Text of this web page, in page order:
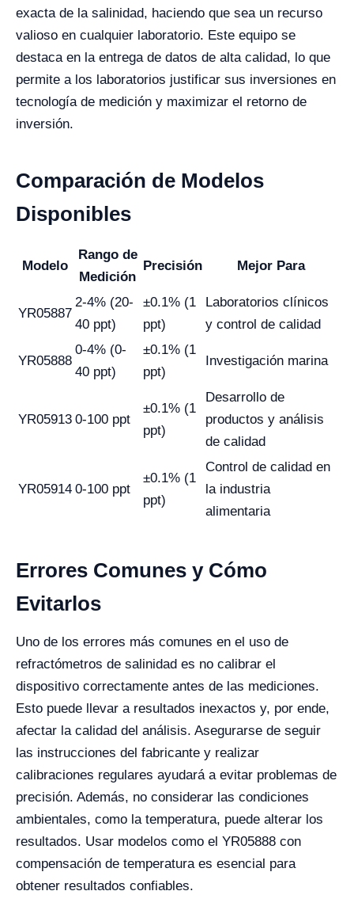
exacta de la salinidad, haciendo que sea un recurso
valioso en cualquier laboratorio. Este equipo se
destaca en la entrega de datos de alta calidad, lo que
permite a los laboratorios justificar sus inversiones en
tecnología de medición y maximizar el retorno de
inversión.
Comparación de Modelos
Disponibles
Modelo
Rango de
Medición
Precisión Mejor Para
YR05887
2-4% (20-
40 ppt)
±0.1% (1
ppt)
Laboratorios clínicos
y control de calidad
YR05888
0-4% (0-
40 ppt)
±0.1% (1
ppt)
Investigación marina
YR05913 0-100 ppt
±0.1% (1
ppt)
Desarrollo de
productos y análisis
de calidad
YR05914 0-100 ppt
±0.1% (1
ppt)
Control de calidad en
la industria
alimentaria
Errores Comunes y Cómo
Evitarlos
Uno de los errores más comunes en el uso de
refractómetros de salinidad es no calibrar el
dispositivo correctamente antes de las mediciones.
Esto puede llevar a resultados inexactos y, por ende,
afectar la calidad del análisis. Asegurarse de seguir
las instrucciones del fabricante y realizar
calibraciones regulares ayudará a evitar problemas de
precisión. Además, no considerar las condiciones
ambientales, como la temperatura, puede alterar los
resultados. Usar modelos como el YR05888 con
compensación de temperatura es esencial para
obtener resultados confiables.